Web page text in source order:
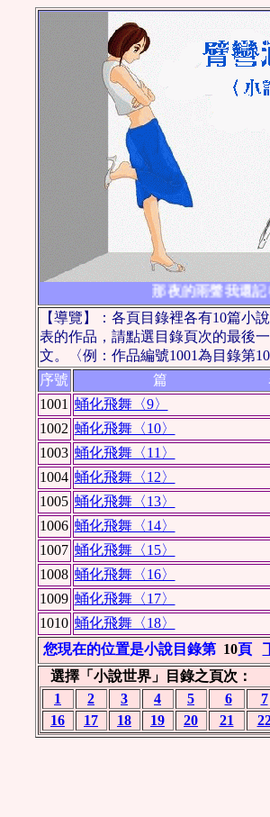
那夜的雨聲我還記
【導覽】：各頁目錄裡各有10篇小
表的作品，請點選目錄頁次的最後
文。〈例：作品編號1001為目錄第
序號
篇
1001 蛹化飛舞〈9〉
1002 蛹化飛舞〈10〉
1003 蛹化飛舞〈11〉
1004 蛹化飛舞〈12〉
1005 蛹化飛舞〈13〉
1006 蛹化飛舞〈14〉
1007 蛹化飛舞〈15〉
1008 蛹化飛舞〈16〉
1009 蛹化飛舞〈17〉
1010 蛹化飛舞〈18〉
您現在的位置是小說目錄第10頁
選擇「小說世界」目錄之頁次：
1
2 3 4 5 6
7
16
17 18 19 20 21